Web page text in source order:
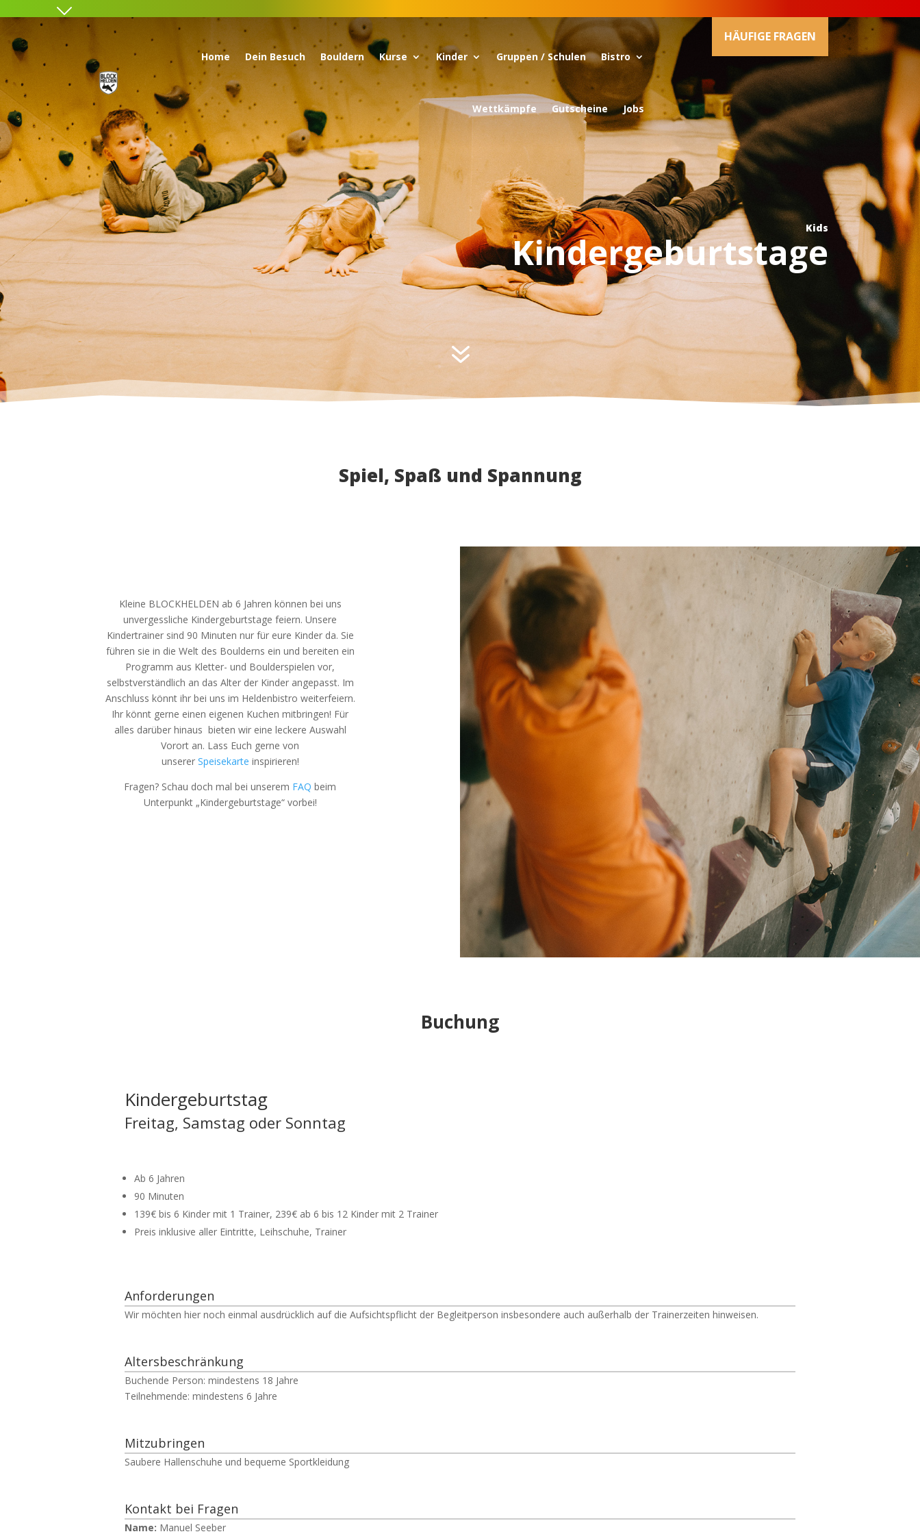
Home Dein Besuch Bouldern Kurse Kinder Gruppen / Schulen Bistro
Wettkämpfe Gutscheine Jobs
HÄUFIGE FRAGEN
Kids
Kindergeburtstage
7
Spiel, Spaß und Spannung
Kleine BLOCKHELDEN ab 6 Jahren können bei uns
unvergessliche Kindergeburtstage feiern. Unsere
Kindertrainer sind 90 Minuten nur für eure Kinder da. Sie
führen sie in die Welt des Boulderns ein und bereiten ein
Programm aus Kletter- und Boulderspielen vor,
selbstverständlich an das Alter der Kinder angepasst. Im
Anschluss könnt ihr bei uns im Heldenbistro weiterfeiern.
Ihr könnt gerne einen eigenen Kuchen mitbringen! Für
alles darüber hinaus bieten wir eine leckere Auswahl
Vorort an. Lass Euch gerne von
unserer Speisekarte inspirieren!
Fragen? Schau doch mal bei unserem FAQ beim
Unterpunkt „Kindergeburtstage“ vorbei!
Buchung
Kindergeburtstag
Freitag, Samstag oder Sonntag
Ab 6 Jahren
90 Minuten
139€ bis 6 Kinder mit 1 Trainer, 239€ ab 6 bis 12 Kinder mit 2 Trainer
Preis inklusive aller Eintritte, Leihschuhe, Trainer
Anforderungen
Wir möchten hier noch einmal ausdrücklich auf die Aufsichtspflicht der Begleitperson insbesondere auch außerhalb der Trainerzeiten hinweisen.
Altersbeschränkung
Buchende Person: mindestens 18 Jahre
Teilnehmende: mindestens 6 Jahre
Mitzubringen
Saubere Hallenschuhe und bequeme Sportkleidung
Kontakt bei Fragen
Name: Manuel Seeber